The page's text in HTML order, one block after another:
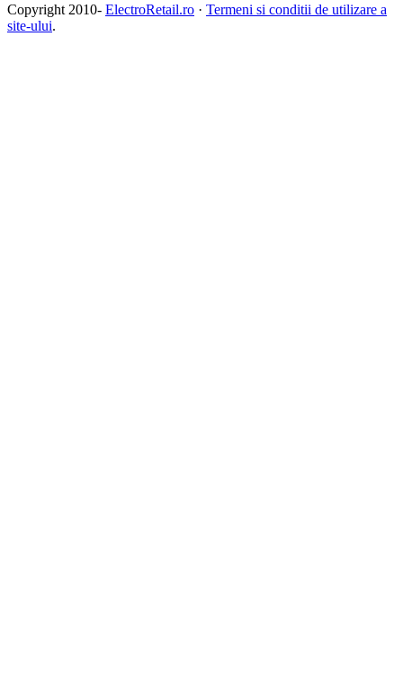
Copyright 2010- ElectroRetail.ro · Termeni si conditii de utilizare a
site-ului.